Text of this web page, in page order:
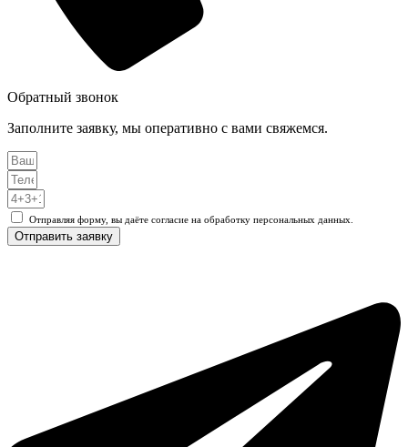
Обратный звонок
Заполните заявку, мы оперативно с вами свяжемся.
Отправляя форму, вы даёте согласие на обработку персональных данных.
Отправить заявку